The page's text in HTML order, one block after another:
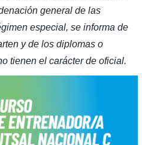
general de las
especial, se informa de
y de los diplomas o
tienen el carácter de oficial.